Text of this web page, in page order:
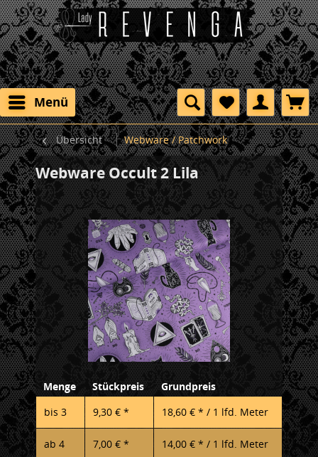
Menü
Übersicht Webware / Patchwork
Webware Occult 2 Lila
Menge Stückpreis
Grundpreis
bis 3 9,30 € * 18,60 € * / 1 lfd. Meter
ab 4 7,00 € * 14,00 € * / 1 lfd. Meter